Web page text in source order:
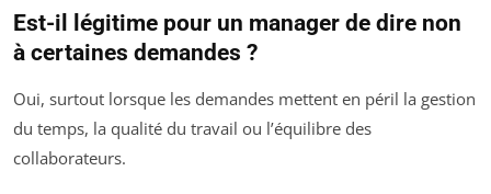
Est-il légitime pour un manager de dire non
à certaines demandes ?
Oui, surtout lorsque les demandes mettent en péril la gestion
du temps, la qualité du travail ou l’équilibre des
collaborateurs.